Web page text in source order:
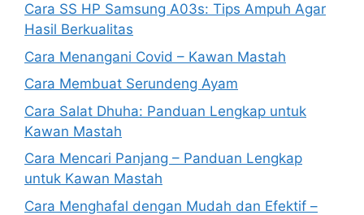
Cara SS HP Samsung A03s: Tips Ampuh Agar
Hasil Berkualitas
Cara Menangani Covid – Kawan Mastah
Cara Membuat Serundeng Ayam
Cara Salat Dhuha: Panduan Lengkap untuk
Kawan Mastah
Cara Mencari Panjang – Panduan Lengkap
untuk Kawan Mastah
Cara Menghafal dengan Mudah dan Efektif –